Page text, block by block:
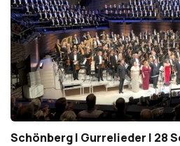
Schönberg | Gurrelieder | 28